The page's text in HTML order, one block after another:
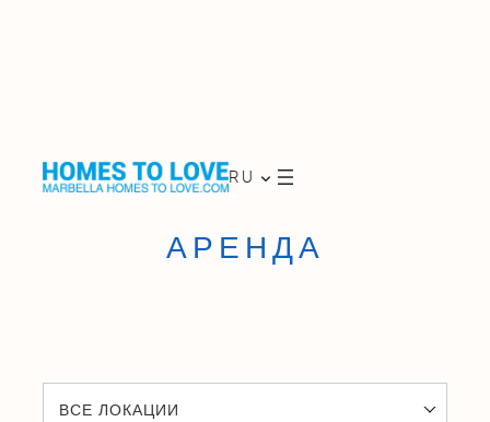
content
RU
АРЕНДА
ВСЕ ЛОКАЦИИ